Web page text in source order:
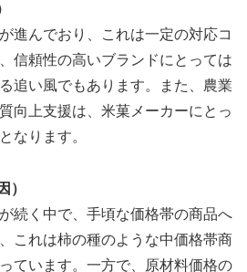
進んでおり、これは一定の対応コ
信頼性の高いブランドにとっては
追い風でもあります。また、農業
向上支援は、米菓メーカーにとっ
なります。
）
続く中で、手頃な価格帯の商品へ
これは柿の種のような中価格帯商
ています。一方で、原材料価格の